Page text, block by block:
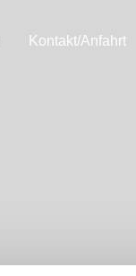
Kontakt/Anfahrt